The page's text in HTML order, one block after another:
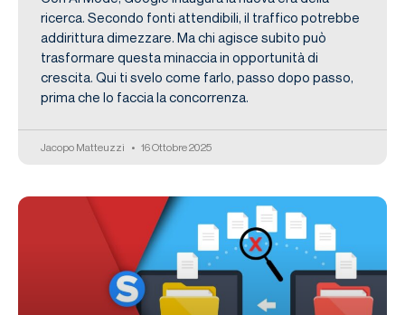
ricerca. Secondo fonti attendibili, il traffico potrebbe
addirittura dimezzare. Ma chi agisce subito può
trasformare questa minaccia in opportunità di
crescita. Qui ti svelo come farlo, passo dopo passo,
prima che lo faccia la concorrenza.
Jacopo Matteuzzi 16 Ottobre 2025